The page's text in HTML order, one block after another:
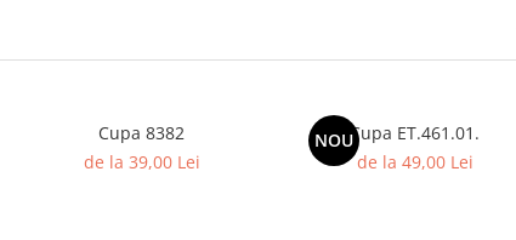
Cupa 8382
de la 39,00 Lei
NOUCupa ET.461.01.
de la 49,00 Lei